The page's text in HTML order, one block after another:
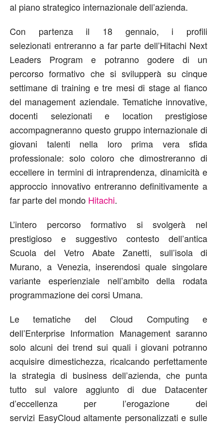
al piano strategico internazionale dell’azienda.
Con partenza il 18 gennaio, i profili
selezionati entreranno a far parte dell’Hitachi Next
Leaders Program e potranno godere di un
percorso formativo che si svilupperà su cinque
settimane di training e tre mesi di stage al fianco
del management aziendale. Tematiche innovative,
docenti selezionati e location prestigiose
accompagneranno questo gruppo internazionale di
giovani talenti nella loro prima vera sfida
professionale: solo coloro che dimostreranno di
eccellere in termini di intraprendenza, dinamicità e
approccio innovativo entreranno definitivamente a
far parte del mondo Hitachi.
L’intero percorso formativo si svolgerà nel
prestigioso e suggestivo contesto dell’antica
Scuola del Vetro Abate Zanetti, sull’isola di
Murano, a Venezia, inserendosi quale singolare
variante esperienziale nell’ambito della rodata
programmazione dei corsi Umana.
Le tematiche del Cloud Computing e
dell’Enterprise Information Management saranno
solo alcuni dei trend sui quali i giovani potranno
acquisire dimestichezza, ricalcando perfettamente
la strategia di business dell’azienda, che punta
tutto sul valore aggiunto di due Datacenter
d’eccellenza per l’erogazione dei
servizi EasyCloud altamente personalizzati e sulle